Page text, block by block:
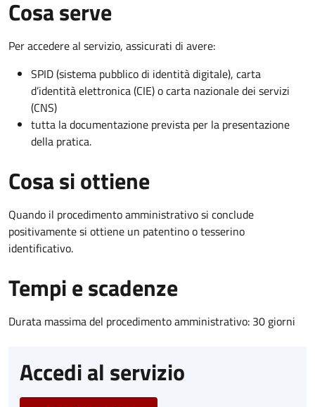
Cosa serve
Per accedere al servizio, assicurati di avere:
SPID (sistema pubblico di identità digitale), carta
d’identità elettronica (CIE) o carta nazionale dei servizi
(CNS)
tutta la documentazione prevista per la presentazione
della pratica.
Cosa si ottiene
Quando il procedimento amministrativo si conclude
positivamente si ottiene un patentino o tesserino
identificativo.
Tempi e scadenze
Durata massima del procedimento amministrativo: 30 giorni
Accedi al servizio